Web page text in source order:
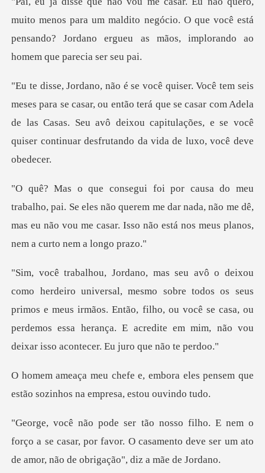
enos para um maldito negócio. O que você está
pensando? Jorda
, ou então terá que se casar com Adela
de las Casas. Seu avô deixou capitulaçõ
e eles não querem me dar nada, não me dê,
mas eu não vou me casa
re todos os seus
primos e meus irmãos. Então, filho, ou você se casa, ou
perdemos essa
ra eles pensem que
estão sozinho
forço a se casar, por favor. O casamento deve ser um